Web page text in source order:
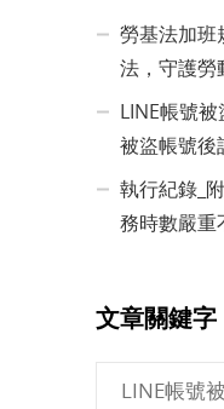
勞基法加班
法，守護勞
LINE帳號
被盜帳號後
執行紀錄_
務時數嚴重
文章關鍵字
LINE帳號